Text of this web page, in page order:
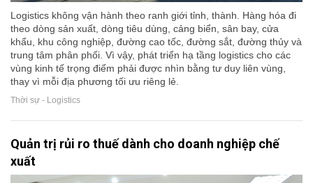
Logistics không vận hành theo ranh giới tỉnh, thành. Hàng hóa đi
theo dòng sản xuất, dòng tiêu dùng, cảng biển, sân bay, cửa
khẩu, khu công nghiệp, đường cao tốc, đường sắt, đường thủy và
trung tâm phân phối. Vì vậy, phát triển hạ tầng logistics cho các
vùng kinh tế trọng điểm phải được nhìn bằng tư duy liên vùng,
thay vì mỗi địa phương tối ưu riêng lẻ.
Thời sự - Logistics
Quản trị rủi ro thuế dành cho doanh nghiệp chế
xuất